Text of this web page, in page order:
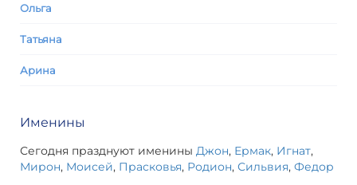
Ольга
Татьяна
Арина
Именины
Сегодня празднуют именины Джон, Ермак, Игнат,
Мирон, Моисей, Прасковья, Родион, Сильвия, Федор